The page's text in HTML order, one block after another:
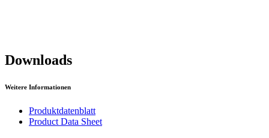
Downloads
Weitere Informationen
Produktdatenblatt
Product Data Sheet